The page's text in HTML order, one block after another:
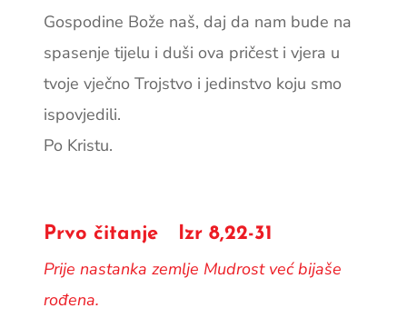
Gospodine Bože naš, daj da nam bude na
spasenje tijelu i duši ova pričest i vjera u
tvoje vječno Trojstvo i jedinstvo koju smo
ispovjedili.
Po Kristu.
Prvo čitanje Izr 8,22-31
Prije nastanka zemlje Mudrost već bijaše
rođena.